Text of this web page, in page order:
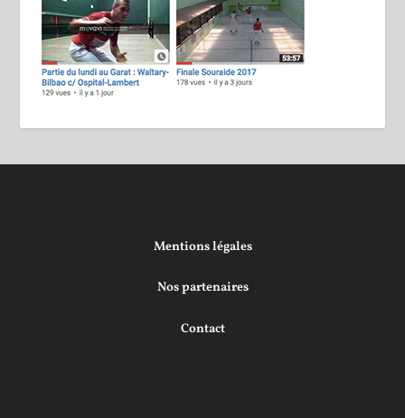
Mentions légales
Nos partenaires
Contact